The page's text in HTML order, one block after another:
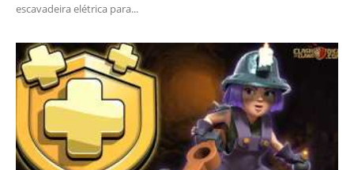
escavadeira elétrica para...